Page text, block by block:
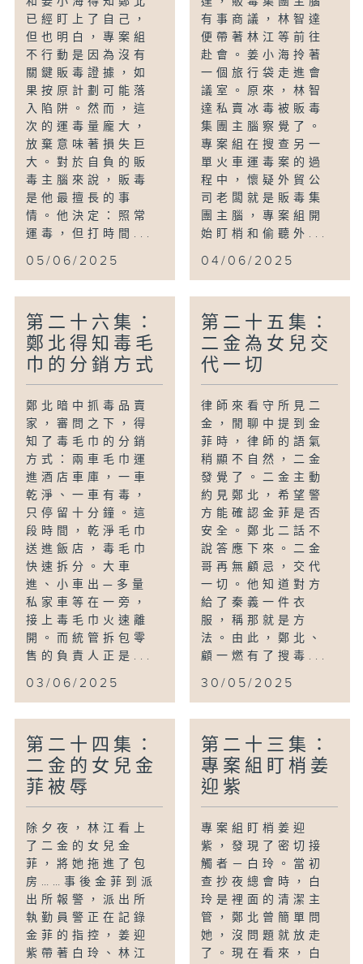
已經盯上了自己，
但也明白，專案組
不行動是因為沒有
關鍵販毒證據，如
果按原計劃可能落
入陷阱。然而，這
次的運毒量龐大，
放棄意味著損失巨
大。對於自負的販
毒主腦來說，販毒
是他最擅長的事
情。他決定：照常
運毒，但打時間...
05/06/2025
有事商議，林智達
便帶著林江等前往
赴會。姜小海拎著
一個旅行袋走進會
議室。原來，林智
達私賣冰毒被販毒
集團主腦察覺了。
專案組在搜查另一
單火車運毒案的過
程中，懷疑外貿公
司老闆就是販毒集
團主腦，專案組開
始盯梢和偷聽外...
04/06/2025
第二十六集：
鄭北得知毒毛
巾的分銷方式
鄭北暗中抓毒品賣
家，審問之下，得
知了毒毛巾的分銷
方式：兩車毛巾運
進酒店車庫，一車
乾淨、一車有毒，
只停留十分鐘。這
段時間，乾淨毛巾
送進飯店，毒毛巾
快速拆分。大車
進、小車出—多量
私家車等在一旁，
接上毒毛巾火速離
開。而統管拆包零
售的負責人正是...
03/06/2025
第二十五集：
二金為女兒交
代一切
律師來看守所見二
金，閒聊中提到金
菲時，律師的語氣
稍顯不自然，二金
發覺了。二金主動
約見鄭北，希望警
方能確認金菲是否
安全。鄭北二話不
說答應下來。二金
哥再無顧忌，交代
一切。他知道對方
給了秦義一件衣
服，稱那就是方
法。由此，鄭北、
顧一燃有了搜毒...
30/05/2025
第二十四集：
二金的女兒金
菲被辱
除夕夜，林江看上
了二金的女兒金
菲，將她拖進了包
房……事後金菲到派
出所報警，派出所
執勤員警正在記錄
金菲的指控，姜迎
紫帶著白玲、林江
第二十三集：
專案組盯梢姜
迎紫
專案組盯梢姜迎
紫，發現了密切接
觸者－白玲。當初
查抄夜總會時，白
玲是裡面的清潔主
管，鄭北曾簡單問
她，沒問題就放走
了。現在看來，白